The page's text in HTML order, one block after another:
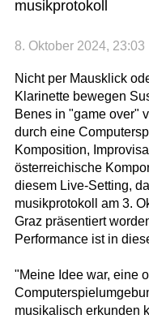
musikprotokoll
8. Oktober 2024, 23:03
Nicht per Mausklick
Klarinette bewegen
Benes in "game over"
durch eine
Komposition,
österreichische
diesem Live-Setting,
musikprotokoll am 3.
Graz präsentiert
Performance ist in
"Meine Idee war, eine
musikalisch erkunden